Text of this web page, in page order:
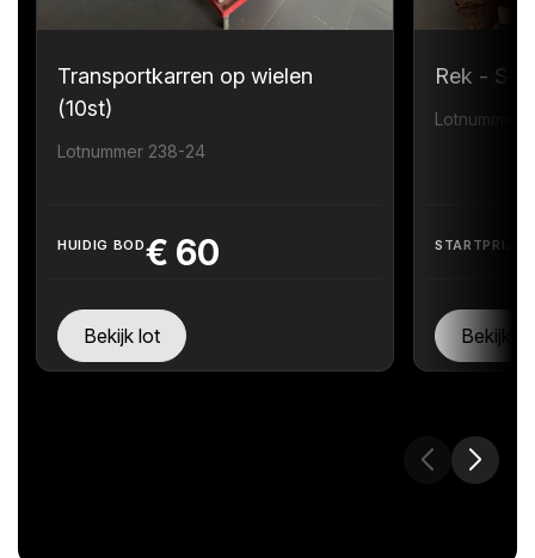
Transportkarren op wielen
(10st)
Lotnummer 238-24
HUIDIG BOD€ 60
Bekijk lot
Rek -
Lotnummer
STARTPRIJS
Bekijk